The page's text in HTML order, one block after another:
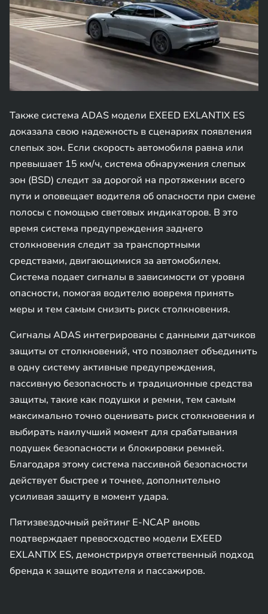
Также система ADAS модели EXEED EXLANTIX ES
доказала свою надежность в сценариях появления
слепых зон. Если скорость автомобиля равна или
превышает 15 км/ч, система обнаружения слепых
зон (BSD) следит за дорогой на протяжении всего
пути и оповещает водителя об опасности при смене
полосы с помощью световых индикаторов. В это
время система предупреждения заднего
столкновения следит за транспортными
средствами, двигающимися за автомобилем.
Система подает сигналы в зависимости от уровня
опасности, помогая водителю вовремя принять
меры и тем самым снизить риск столкновения.
Сигналы ADAS интегрированы с данными датчиков
защиты от столкновений, что позволяет объединить
в одну систему активные предупреждения,
пассивную безопасность и традиционные средства
защиты, такие как подушки и ремни, тем самым
максимально точно оценивать риск столкновения и
выбирать наилучший момент для срабатывания
подушек безопасности и блокировки ремней.
Благодаря этому система пассивной безопасности
действует быстрее и точнее, дополнительно
усиливая защиту в момент удара.
Пятизвездочный рейтинг E-NCAP вновь
подтверждает превосходство модели EXEED
EXLANTIX ES, демонстрируя ответственный подход
бренда к защите водителя и пассажиров.